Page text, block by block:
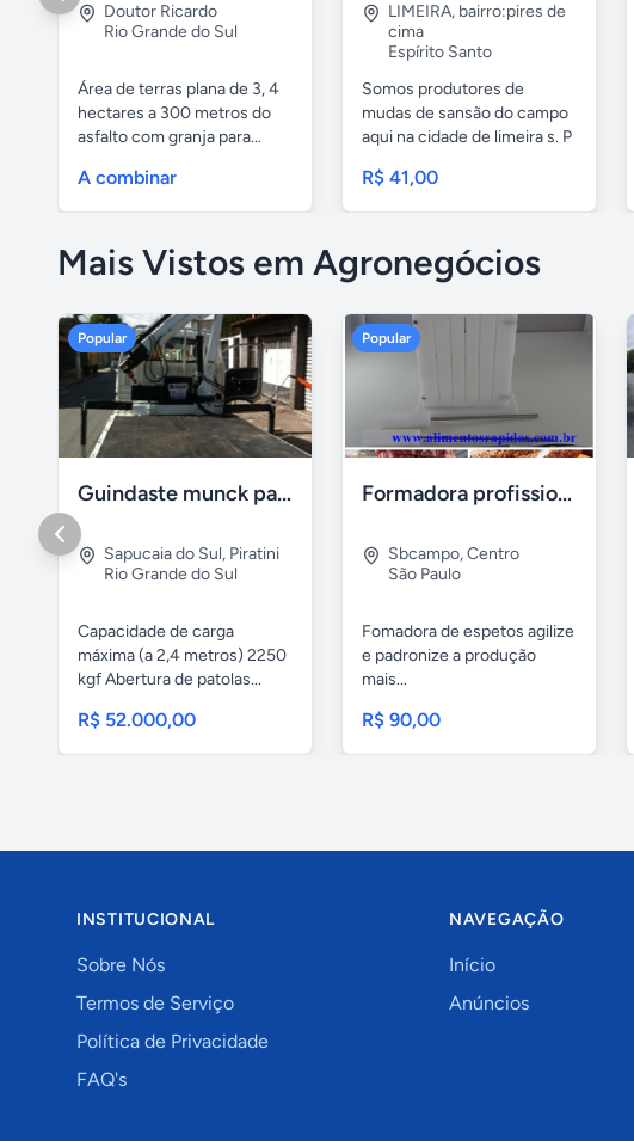
Doutor Ricardo
Rio Grande do Sul
Área de terras plana de 3, 4
hectares a 300 metros do
asfalto com granja para...
A combinar
LIMEIRA, bairro:pires de
cima
Espírito Santo
Somos produtores de
mudas de sansão do campo
aqui na cidade de limeira s. P
R$ 41,00
Mais Vistos em Agronegócios
Popular
Guindaste munck para 2 toneladas
Sapucaia do Sul, Piratini
Rio Grande do Sul
Capacidade de carga
máxima (a 2,4 metros) 2250
kgf Abertura de patolas...
R$ 52.000,00
Popular
Formadora profissional carne
Sbcampo,Centro
São Paulo
Fomadora de espetos agilize
e padronize a produção
mais...
R$ 90,00
INSTITUCIONAL
Sobre Nós
Termos de Serviço
Política de Privacidade
FAQ's
NAVEGAÇÃO
Início
Anúncios